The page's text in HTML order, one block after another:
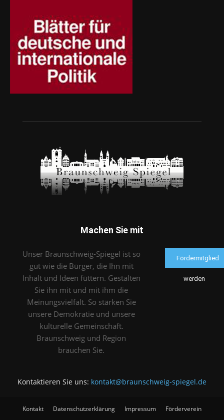
Machen Sie mit
Unser Braunschweig-Spiegel ist so
gut wie die Bürger, die Ihn mit
Inhalt und Ideen füttern. Gestalten
Sie ihn mit und mit ihm die
Meinungsvielfalt. So stärken Sie
unsere Demokratie und unsere
kulturelle Gemeinschaft.
Braunschweig und Region
brauchen Sie.
Fördermitglied
werden
Kontaktieren Sie uns: kontakt@braunschweig-spiegel.de
Kontakt Datenschutzerklärung Impressum Förderverein